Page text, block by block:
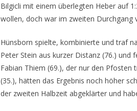
Bilgicli mit einem überlegten Heber auf
wollen, doch war im zweiten Durchgang
Hünsborn spielte, kombinierte und traf
Peter Stein aus kurzer Distanz (76.) und
Fabian Thiem (69.), der nur den
(35.), hätten das Ergebnis noch höher
der zweiten Halbzeit abgeklärter und